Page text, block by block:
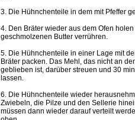
3. Die Hühnchenteile in dem mit Pfeffer
4. Den Bräter wieder aus dem Ofen
geschmolzenen Butter verrühren.
5. Die Hühnchenteile in einer Lage mit
Bräter packen. Das Mehl, das nicht an
geblieben ist, darüber streuen und 30
lassen.
6. Die Hühnchenteile wieder
Zwiebeln, die Pilze und den Sellerie
müssen dann wieder darauf verteilt